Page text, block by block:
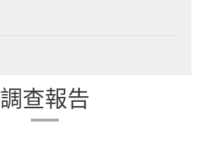
調查報告